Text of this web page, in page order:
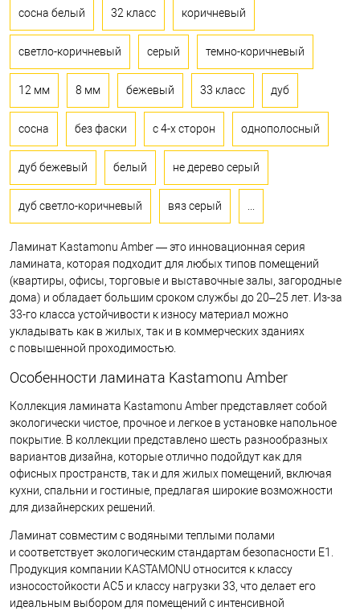
сосна белый 32 класс коричневый
светло-коричневый серый темно-коричневый
12 мм 8 мм бежевый 33 класс дуб
сосна без фаски с 4-х сторон однополосный
дуб бежевый белый не дерево серый
дуб светло-коричневый вяз серый
Ламинат Kastamonu Amber — это инновационная серия
ламината, которая подходит для любых типов помещений
(квартиры, офисы, торговые и выставочные залы, загородные
дома) и обладает большим сроком службы до 20–25 лет. Из-за
33-го класса устойчивости к износу материал можно
укладывать как в жилых, так и в коммерческих зданиях
с повышенной проходимостью.
Особенности ламината Kastamonu Amber
Коллекция ламината Kastamonu Amber представляет собой
экологически чистое, прочное и легкое в установке напольное
покрытие. В коллекции представлено шесть разнообразных
вариантов дизайна, которые отлично подойдут как для
офисных пространств, так и для жилых помещений, включая
кухни, спальни и гостиные, предлагая широкие возможности
для дизайнерских решений.
Ламинат совместим с водяными теплыми полами
и соответствует экологическим стандартам безопасности E1.
Продукция компании KASTAMONU относится к классу
износостойкости AC5 и классу нагрузки 33, что делает его
идеальным выбором для помещений с интенсивной